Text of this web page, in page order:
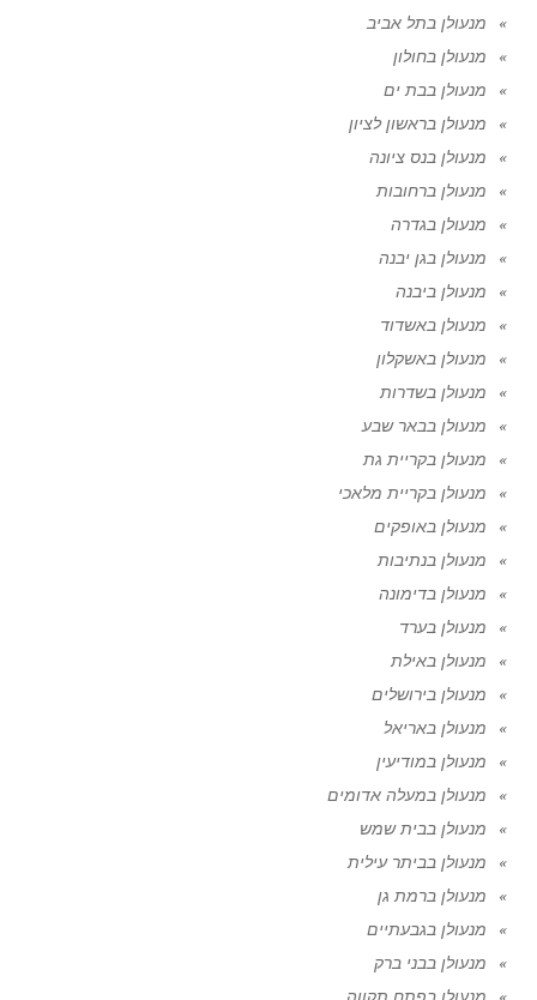
מנעולן בתל אביב
מנעולן בחולון
מנעולן בבת ים
מנעולן בראשון לציון
מנעולן בנס ציונה
מנעולן ברחובות
מנעולן בגדרה
מנעולן בגן יבנה
מנעולן ביבנה
מנעולן באשדוד
מנעולן באשקלון
מנעולן בשדרות
מנעולן בבאר שבע
מנעולן בקריית גת
מנעולן בקריית מלאכי
מנעולן באופקים
מנעולן בנתיבות
מנעולן בדימונה
מנעולן בערד
מנעולן באילת
מנעולן בירושלים
מנעולן באריאל
מנעולן במודיעין
מנעולן במעלה אדומים
מנעולן בבית שמש
מנעולן בביתר עילית
מנעולן ברמת גן
מנעולן בגבעתיים
מנעולן בבני ברק
מנעולן בפתח תקווה